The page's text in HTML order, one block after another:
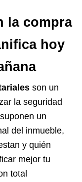
la compra
hoy
son un
la seguridad
un
del inmueble,
y quién
mejor tu
total